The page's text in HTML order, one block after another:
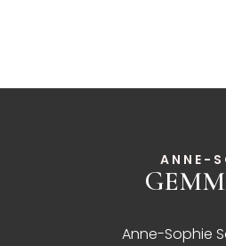
ANNE-
Anne-Sophie